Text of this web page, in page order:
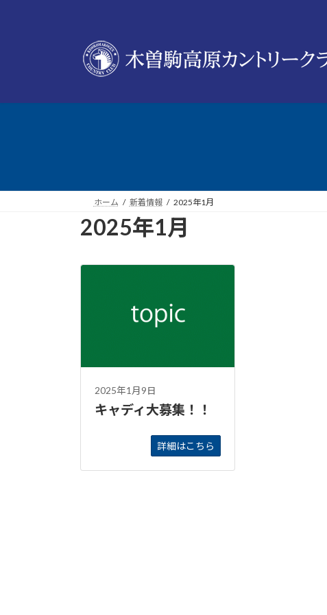
ス
ン
ホーム 新着情報 2025年1月
2025年1月
2025年1月9日
キャディ大募集！！
詳細はこちら